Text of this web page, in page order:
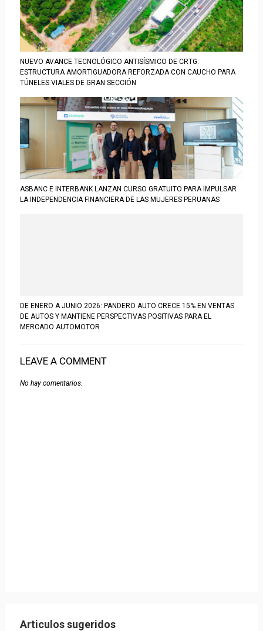
NUEVO AVANCE TECNOLÓGICO ANTISÍSMICO DE CRTG:
ESTRUCTURA AMORTIGUADORA REFORZADA CON CAUCHO PARA
TÚNELES VIALES DE GRAN SECCIÓN
ASBANC E INTERBANK LANZAN CURSO GRATUITO PARA IMPULSAR
LA INDEPENDENCIA FINANCIERA DE LAS MUJERES PERUANAS
DE ENERO A JUNIO 2026: PANDERO AUTO CRECE 15% EN VENTAS
DE AUTOS Y MANTIENE PERSPECTIVAS POSITIVAS PARA EL
MERCADO AUTOMOTOR
LEAVE A COMMENT
No hay comentarios.
Articulos sugeridos